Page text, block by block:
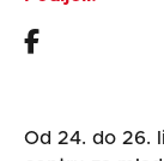
Od 24. do 26.